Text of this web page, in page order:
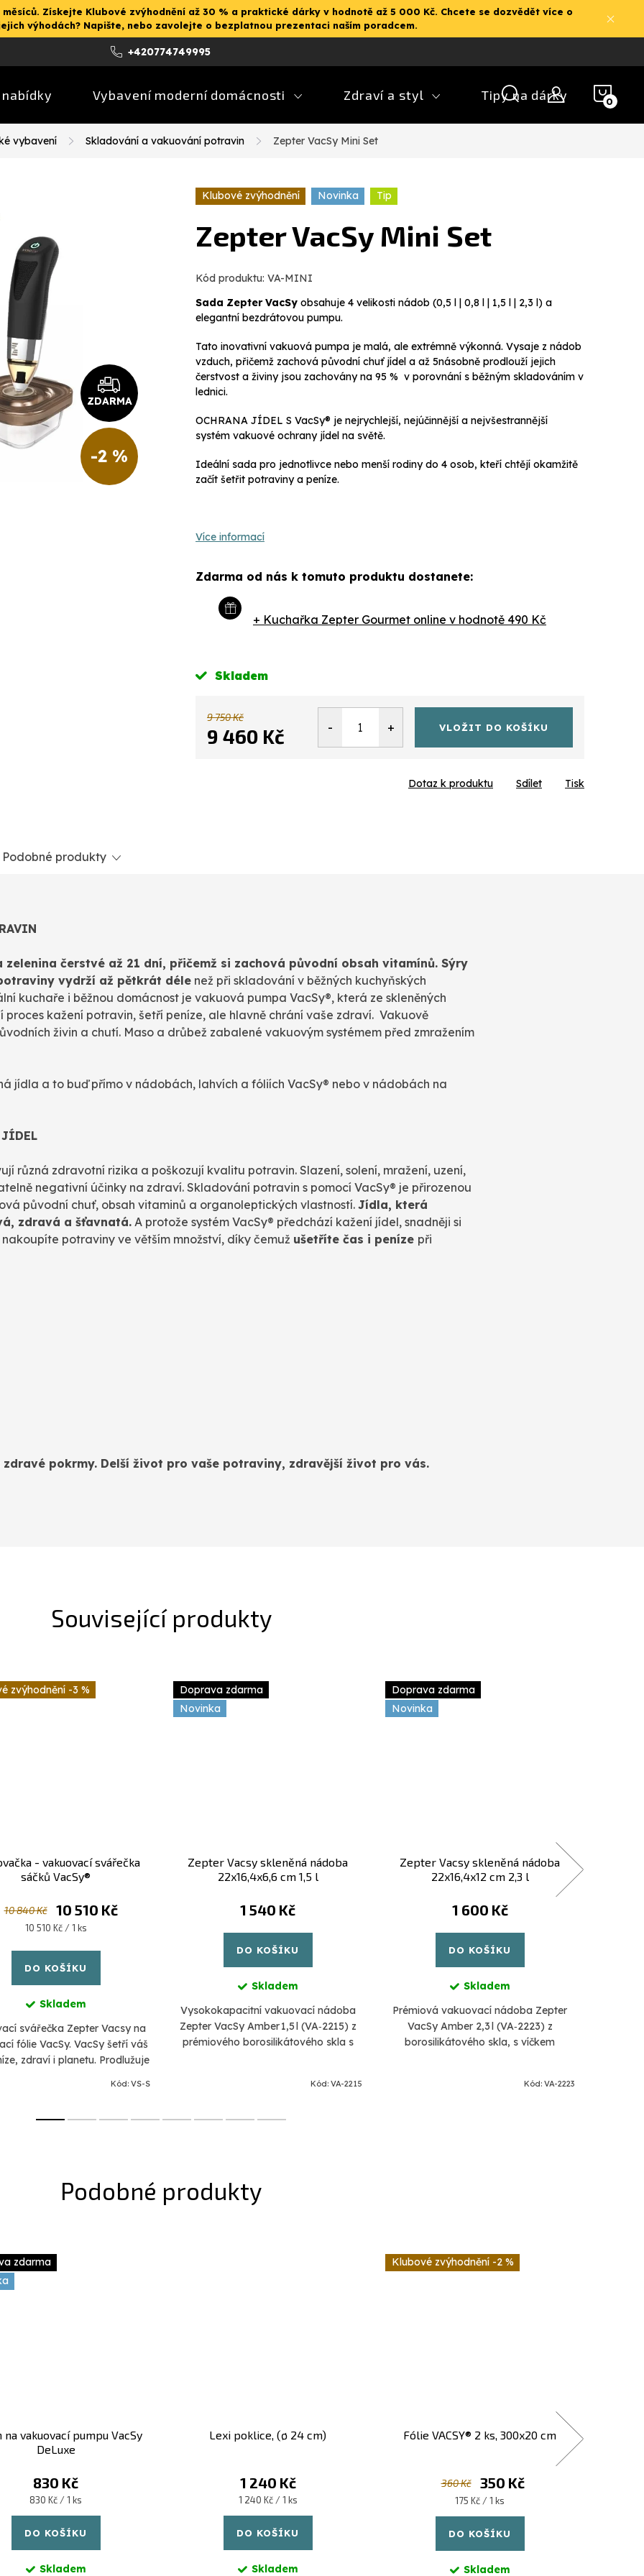
Získejte Klubové zvýhodnění až 30 % a praktické dárky v hodnotě až 5 000 Kč. Chcete se dozvědět více o
výhodách? Napište, nebo zavolejte o bezplatnou prezentaci naším poradcem.
+420774749995
Vybavení moderní domácnosti Zdraví a styl Tipy na dárky
vybavení Skladování a vakuování potravin Zepter VacSy Mini Set
ZDARMA
-2 %
Klubové zvýhodnění Novinka Tip
Zepter VacSy Mini Set
Kód produktu: VA-MINI
Sada Zepter VacSy obsahuje 4 velikosti nádob (0,5 l | 0,8 l | 1,5 l | 2,3 l) a
elegantní bezdrátovou pumpu.
Tato inovativní vakuová pumpa je malá, ale extrémně výkonná. Vysaje z nádob
vzduch, přičemž zachová původní chuť jídel a až 5násobně prodlouží jejich
čerstvost a živiny jsou zachovány na 95 % v porovnání s běžným skladováním v
lednici.
OCHRANA JÍDEL S VacSy® je nejrychlejší, nejúčinnější a nejvšestrannější
systém vakuové ochrany jídel na světě.
Ideální sada pro jednotlivce nebo menší rodiny do 4 osob, kteří chtějí okamžitě
začít šetřit potraviny a peníze.
Více informací
Zdarma od nás k tomuto produktu dostanete:
+ Kuchařka Zepter Gourmet online v hodnotě 490 Kč
Skladem
9 750 Kč
9 460 Kč VLOŽIT DO KOŠÍKU
Tisk
Dotaz k produktu Sdílet
Podobné produkty
zelenina čerstvé až 21 dní, přičemž si zachová původní obsah vitamínů. Sýry
vydrží až pětkrát déle než při skladování v běžných kuchyňských
kuchaře i běžnou domácnost je vakuová pumpa VacSy®, která ze skleněných
kažení potravin, šetří peníze, ale hlavně chrání vaše zdraví. Vakuově
živin a chutí. Maso a drůbež zabalené vakuovým systémem před zmražením
jídla a to buď přímo v nádobách, lahvích a fóliích VacSy® nebo v nádobách na
JÍDEL
různá zdravotní rizika a poškozují kvalitu potravin. Slazení, solení, mražení, uzení,
negativní účinky na zdraví. Skladování potravin s pomocí VacSy® je přirozenou
původní chuť, obsah vitaminů a organoleptických vlastností.Jídla, která
zdravá a šťavnatá. A protože systém VacSy® předchází kažení jídel, snadněji si
potraviny ve větším množství, díky čemuž ušetříte čas i peníze při
pokrmy. Delší život pro vaše potraviny, zdravější život pro vás.
Související produkty
-3 %
- vakuovací svářečka
sáčků VacSy®
10 840 Kč 10 510 Kč
Měrná
10 510 Kč / 1 ks
DO KOŠÍKU
Skladem
svářečka Zepter Vacsy na
fólie VacSy. VacSy šetří váš
zdraví i planetu. Prodlužuje
Kód: VS-S
Doprava zdarma
Novinka
Zepter Vacsy skleněná nádoba
22x16,4x6,6 cm 1,5 l
1 540 Kč
DO KOŠÍKU
Skladem
Vysokokapacitní vakuovací nádoba
Zepter VacSy Amber 1,5 l (VA‑2215) z
prémiového borosilikátového skla s
Kód: VA-2215
Doprava zdarma
Novinka
Zepter Vacsy skleněná nádoba
22x16,4x12 cm 2,3 l
1 600 Kč
DO KOŠÍKU
Skladem
Prémiová vakuovací nádoba Zepter
VacSy Amber 2,3 l (VA‑2223) z
borosilikátového skla, s víčkem
Kód: VA-2223
zdarma
na vakuovací pumpu VacSy
DeLuxe
830 Kč
Měrná
cena:
830 Kč / 1 ks
DO KOŠÍKU
Skladem
Lexi poklice, (ø 24 cm)
1 240 Kč
Měrná
cena:
1 240 Kč / 1 ks
DO KOŠÍKU
Skladem
-2 %
Fólie VACSY® 2 ks, 300x20 cm
360 Kč 350 Kč
Měrná
cena:
175 Kč / 1 ks
DO KOŠÍKU
Skladem